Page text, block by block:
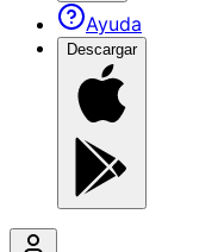
Ayuda
Descargar